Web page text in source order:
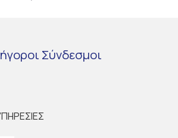
Σύνδεσμοι